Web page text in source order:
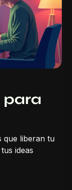
para
que liberan tu
ideas